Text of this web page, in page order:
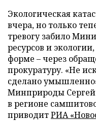
Экологическая
вчера, но только
тревогу забило
ресурсов и
форме – через
прокуратуру. «Не
сделано
Минприроды Сергей
в регионе
приводитРИА